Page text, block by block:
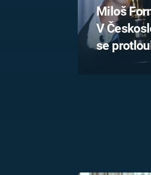
Miloš
V
se